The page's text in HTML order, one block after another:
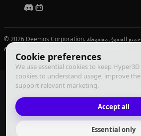
Cookie preferences
We use essential cookies to keep
cookies to understand usage, improve
support relevant marketing.
Accept all
Essential only
© 2026 Deemos Corporation. جميع الحقوق محفوظة
شروط الاستخدام